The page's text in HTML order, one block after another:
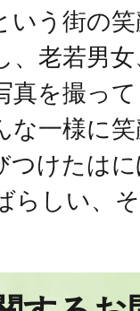
いう街の
、老若男
真を撮っ
な一様に
つけたは
らしい、